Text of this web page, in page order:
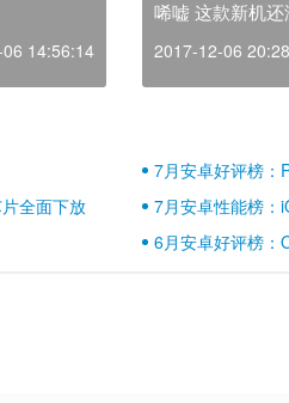
14:56:14
唏嘘 这款新机
2017-12-06
7月安卓好评榜：
壁江山
全面下放
7月安卓性能榜：
6月安卓好评榜：